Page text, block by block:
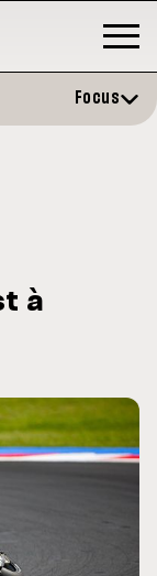
Focus
à